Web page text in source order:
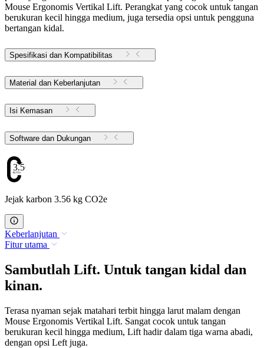
Mouse Ergonomis Vertikal Lift. Perangkat yang cocok untuk tangan
berukuran kecil hingga medium, juga tersedia opsi untuk pengguna
bertangan kidal.
Spesifikasi dan Kompatibilitas
Material dan Keberlanjutan
Isi Kemasan
Software dan Dukungan
3.56
Jejak karbon 3.56 kg CO2e
Keberlanjutan
Fitur utama
Sambutlah Lift. Untuk tangan kidal dan
kinan.
Terasa nyaman sejak matahari terbit hingga larut malam dengan
Mouse Ergonomis Vertikal Lift. Sangat cocok untuk tangan
berukuran kecil hingga medium, Lift hadir dalam tiga warna abadi,
dengan opsi Left juga.